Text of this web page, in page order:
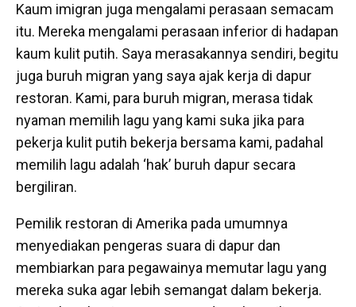
Kaum imigran juga mengalami perasaan semacam
itu. Mereka mengalami perasaan inferior di hadapan
kaum kulit putih. Saya merasakannya sendiri, begitu
juga buruh migran yang saya ajak kerja di dapur
restoran. Kami, para buruh migran, merasa tidak
nyaman memilih lagu yang kami suka jika para
pekerja kulit putih bekerja bersama kami, padahal
memilih lagu adalah ‘hak’ buruh dapur secara
bergiliran.
Pemilik restoran di Amerika pada umumnya
menyediakan pengeras suara di dapur dan
membiarkan para pegawainya memutar lagu yang
mereka suka agar lebih semangat dalam bekerja.